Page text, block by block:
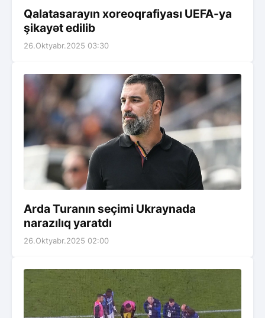
Qalatasarayın xoreoqrafiyası UEFA-ya
şikayət edilib
26.Oktyabr.2025 03:30
Arda Turanın seçimi Ukraynada
narazılıq yaratdı
26.Oktyabr.2025 02:00